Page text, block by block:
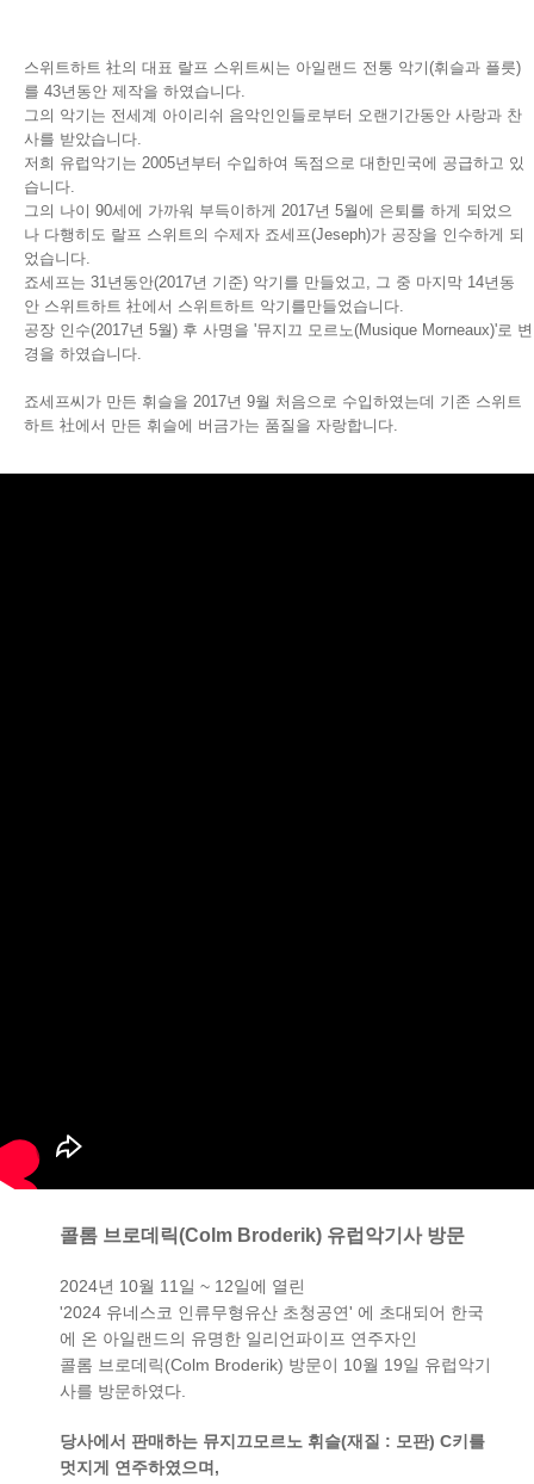
스위트하트 社의 대표 랄프 스위트씨는 아일랜드 전통 악기(휘슬과 플릇)
를 43년동안 제작을 하였습니다.
그의 악기는 전세계 아이리쉬 음악인인들로부터 오랜기간동안 사랑과 찬
사를 받았습니다.
저희 유럽악기는 2005년부터 수입하여 독점으로 대한민국에 공급하고 있
습니다.
그의 나이 90세에 가까워 부득이하게 2017년 5월에 은퇴를 하게 되었으
나 다행히도 랄프 스위트의 수제자 죠세프(Jeseph)가 공장을 인수하게 되
었습니다.
죠세프는 31년동안(2017년 기준) 악기를 만들었고, 그 중 마지막 14년동
안 스위트하트 社에서 스위트하트 악기를만들었습니다.
공장 인수(2017년 5월) 후 사명을 '뮤지끄 모르노(Musique Morneaux)'로 변
경을 하였습니다.
죠세프씨가 만든 휘슬을 2017년 9월 처음으로 수입하였는데 기존 스위트
하트 社에서 만든 휘슬에 버금가는 품질을 자랑합니다.
콜롬 브로데릭(Colm Broderik) 유럽악기사 방문
2024년 10월 11일 ~ 12일에 열린
'2024 유네스코 인류무형유산 초청공연' 에 초대되어 한국
에 온 아일랜드의 유명한 일리언파이프 연주자인
콜롬 브로데릭(Colm Broderik) 방문이 10월 19일 유럽악기
사를 방문하였다.
당사에서 판매하는 뮤지끄모르노 휘슬(재질 : 모판) C키를
멋지게 연주하였으며,